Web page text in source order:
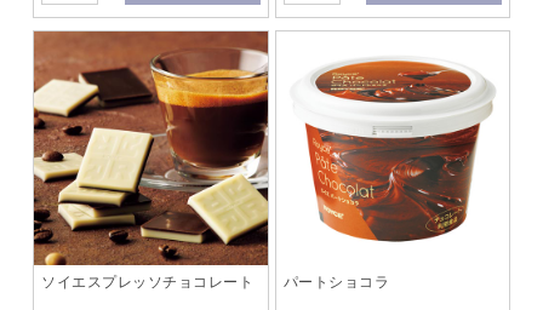
ソイエスプレッソチョコレート パートショコラ